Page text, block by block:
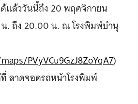
แล้ววันนี้ถึง 20 พฤศจิกายน
น. ถึง 20.00 น. ณ โรงพิมพ์บํานุ
PVyVCu9GzJ8ZoYqA7)
ลาดจอดรถหน้าโรงพิมพ์